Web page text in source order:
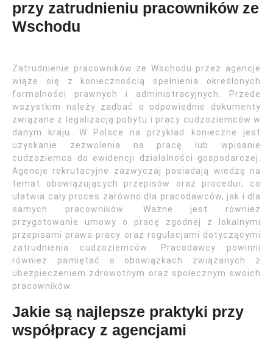
przy zatrudnieniu pracowników ze
Wschodu
Zatrudnienie pracowników ze Wschodu przez agencje
wiąże się z koniecznością spełnienia określonych
formalności prawnych i administracyjnych. Przede
wszystkim należy zadbać o odpowiednie dokumenty
związane z legalizacją pobytu i pracy cudzoziemców w
danym kraju. W Polsce na przykład konieczne jest
uzyskanie zezwolenia na pracę lub wpisanie
cudzoziemca do ewidencji działalności gospodarczej.
Agencje rekrutacyjne zazwyczaj posiadają wiedzę na
temat obowiązujących przepisów oraz procedur, co
ułatwia cały proces zarówno dla pracodawców, jak i dla
samych pracowników. Ważne jest również
przygotowanie umowy o pracę zgodnej z lokalnymi
przepisami prawa pracy oraz regulacjami dotyczącymi
zatrudnienia cudzoziemców. Pracodawcy powinni
również pamiętać o obowiązkach związanych z
ubezpieczeniem zdrowotnym oraz społecznym swoich
pracowników.
Jakie są najlepsze praktyki przy
współpracy z agencjami